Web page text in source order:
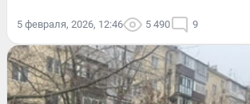
5 февраля, 2026, 12:46 5 490 9